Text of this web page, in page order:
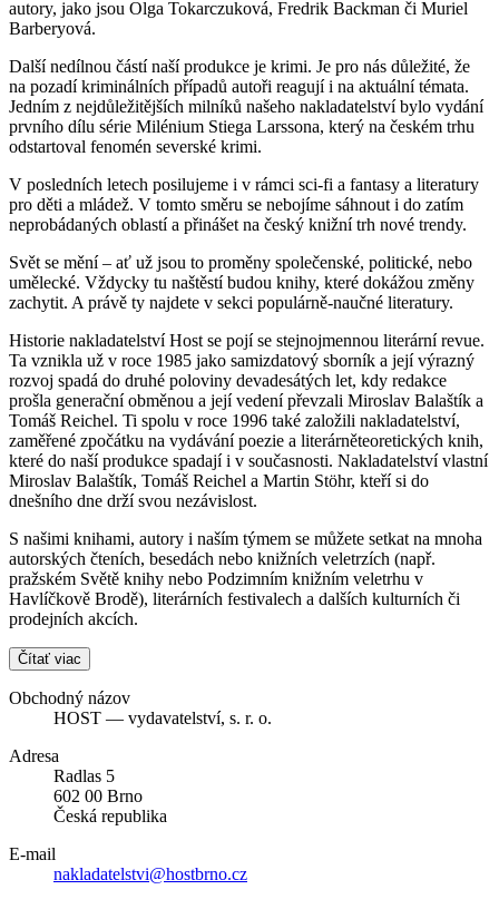
autory, jako jsou Olga Tokarczuková, Fredrik Backman či Muriel
Barberyová.
Další nedílnou částí naší produkce je krimi. Je pro nás důležité, že
na pozadí kriminálních případů autoři reagují i na aktuální témata.
Jedním z nejdůležitějších milníků našeho nakladatelství bylo vydání
prvního dílu série Milénium Stiega Larssona, který na českém trhu
odstartoval fenomén severské krimi.
V posledních letech posilujeme i v rámci sci-fi a fantasy a literatury
pro děti a mládež. V tomto směru se nebojíme sáhnout i do zatím
neprobádaných oblastí a přinášet na český knižní trh nové trendy.
Svět se mění – ať už jsou to proměny společenské, politické, nebo
umělecké. Vždycky tu naštěstí budou knihy, které dokážou změny
zachytit. A právě ty najdete v sekci populárně-naučné literatury.
Historie nakladatelství Host se pojí se stejnojmennou literární revue.
Ta vznikla už v roce 1985 jako samizdatový sborník a její výrazný
rozvoj spadá do druhé poloviny devadesátých let, kdy redakce
prošla generační obměnou a její vedení převzali Miroslav Balaštík a
Tomáš Reichel. Ti spolu v roce 1996 také založili nakladatelství,
zaměřené zpočátku na vydávání poezie a literárněteoretických knih,
které do naší produkce spadají i v současnosti. Nakladatelství vlastní
Miroslav Balaštík, Tomáš Reichel a Martin Stöhr, kteří si do
dnešního dne drží svou nezávislost.
S našimi knihami, autory i naším týmem se můžete setkat na mnoha
autorských čteních, besedách nebo knižních veletrzích (např.
pražském Světě knihy nebo Podzimním knižním veletrhu v
Havlíčkově Brodě), literárních festivalech a dalších kulturních či
prodejních akcích.
Čítať viac
Obchodný názov
HOST — vydavatelství, s. r. o.
Adresa
Radlas 5
602 00 Brno
Česká republika
E-mail
nakladatelstvi@hostbrno.cz